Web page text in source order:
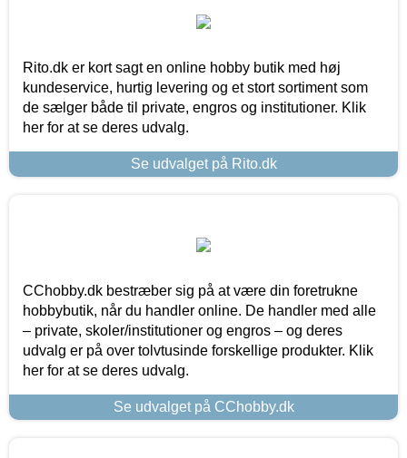
Rito.dk er kort sagt en online hobby butik med høj
kundeservice, hurtig levering og et stort sortiment som
de sælger både til private, engros og institutioner. Klik
her for at se deres udvalg.
Se udvalget på Rito.dk
CChobby.dk bestræber sig på at være din foretrukne
hobbybutik, når du handler online. De handler med alle
– private, skoler/institutioner og engros – og deres
udvalg er på over tolvtusinde forskellige produkter. Klik
her for at se deres udvalg.
Se udvalget på CChobby.dk